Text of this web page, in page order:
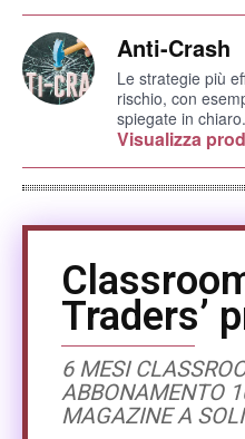
Anti-Crash
Le strategie più
rischio, con
spiegate in chiaro.
Visualizza
Traders’
6 MESI
ABBONAMENTO
MAGAZINE A